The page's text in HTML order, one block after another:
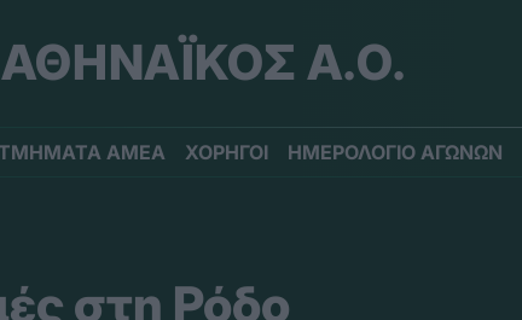
Α.Ο.
ΑΜΕΑ ΧΟΡΗΓΟΙ ΗΜΕΡΟΛΟΓΙΟ ΑΓΩΝΩΝ
στη Ρόδο